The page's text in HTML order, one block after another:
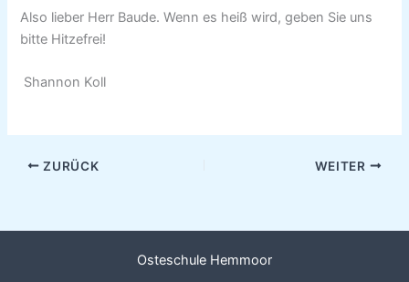
Also lieber Herr Baude. Wenn es heiß wird, geben Sie uns
bitte Hitzefrei!
Shannon Koll
ZURÜCK WEITER
Osteschule Hemmoor